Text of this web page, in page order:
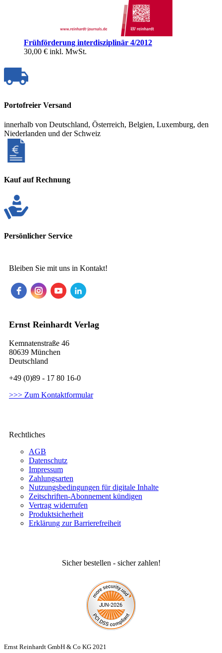
Frühförderung interdisziplinär 4/2012
30,00 € inkl. MwSt.
Portofreier Versand
innerhalb von Deutschland, Österreich, Belgien, Luxemburg, den
Niederlanden und der Schweiz
Kauf auf Rechnung
Persönlicher Service
Bleiben Sie mit uns in Kontakt!
Ernst Reinhardt Verlag
Kemnatenstraße 46
80639 München
Deutschland
+49 (0)89 - 17 80 16-0
>>> Zum Kontaktformular
Rechtliches
AGB
Datenschutz
Impressum
Zahlungsarten
Nutzungsbedingungen für digitale Inhalte
Zeitschriften-Abonnement kündigen
Vertrag widerrufen
Produktsicherheit
Erklärung zur Barrierefreiheit
Sicher bestellen - sicher zahlen!
Ernst Reinhardt GmbH & Co KG 2021